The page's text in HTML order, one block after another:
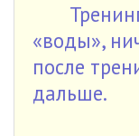
«воды»,
после
дальше.